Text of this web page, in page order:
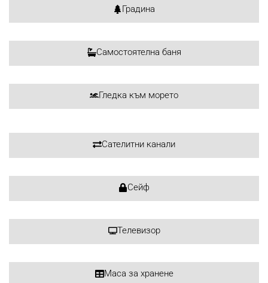
Гледка към морето
Самостоятелна баня
Градина
Маса за хранене
Телевизор
Сейф
Сателитни канали